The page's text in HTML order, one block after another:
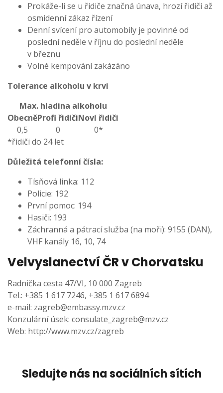
Prokáže-li se u řidiče značná únava, hrozí řidiči až
osmidenní zákaz řízení
Denní svícení pro automobily je povinné od
poslední neděle v říjnu do poslední neděle
v březnu
Volné kempování zakázáno
Tolerance alkoholu v krvi
Max. hladina alkoholu
ObecněProfi řidičiNoví řidiči
0,5
0
0*
*řidiči do 24 let
Důležitá telefonní čísla:
Tísňová linka: 112
Policie: 192
První pomoc: 194
Hasiči: 193
Záchranná a pátrací služba (na moři): 9155 (DAN),
VHF kanály 16, 10, 74
Velvyslanectví ČR v Chorvatsku
Radnička cesta 47/VI, 10 000 Zagreb
Tel.: +385 1 617 7246, +385 1 617 6894
e-mail: zagreb@embassy.mzv.cz
Konzulární úsek: consulate_zagreb@mzv.cz
Web: http://www.mzv.cz/zagreb
Sledujte nás na sociálních sítích